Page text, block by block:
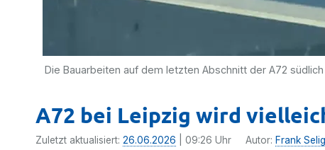
Die Bauarbeiten auf dem letzten Abschnitt der A72
A72 bei Leipzig wird
Zuletzt aktualisiert: 26.06.2026 | 09:26 Uhr Autor: Frank Selig